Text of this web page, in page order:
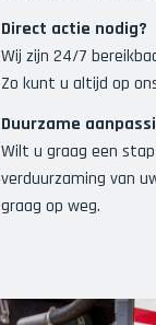
Direct actie nodig?
Wij zijn 24/7
Zo kunt u altijd op
Duurzame
Wilt u graag een
verduurzaming van
graag op weg.